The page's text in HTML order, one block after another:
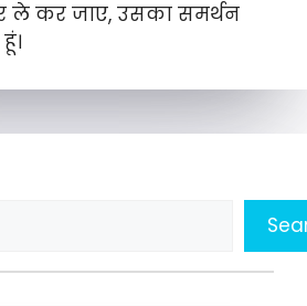
ले कर जाए, उसका समर्थन